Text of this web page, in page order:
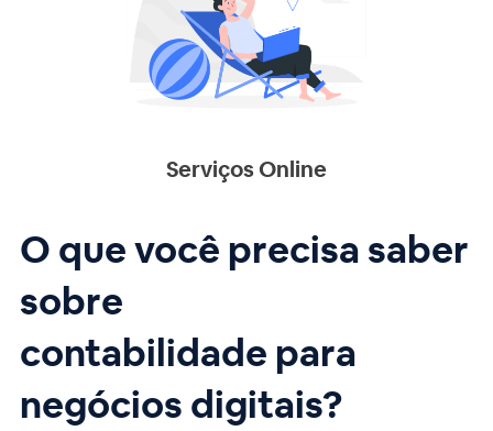
Serviços Online
O que você precisa saber
sobre
contabilidade para
negócios digitais?